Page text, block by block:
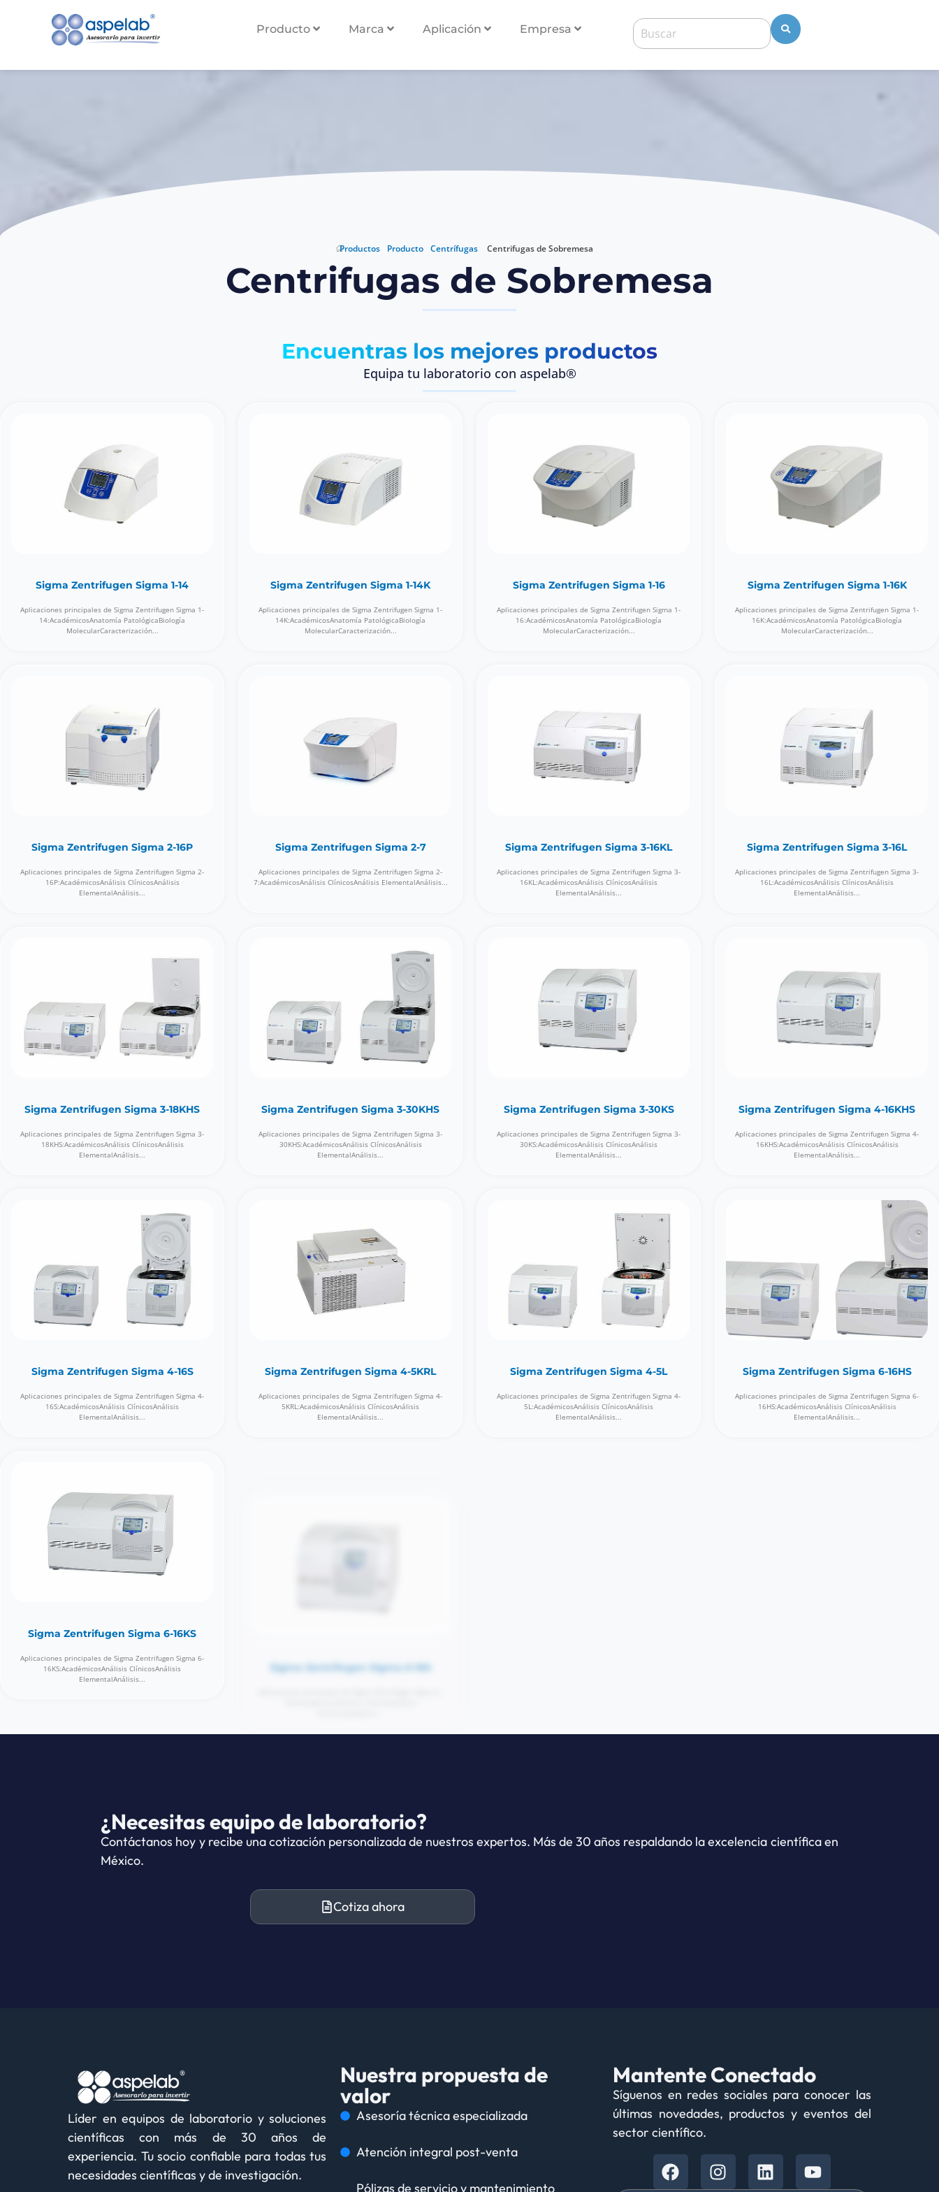
Producto Marca Aplicación Empresa
Productos Producto Centrífugas Centrifugas de Sobremesa
Centrifugas de Sobremesa
Encuentras los mejores productos
Equipa tu laboratorio con aspelab®
Sigma Zentrifugen Sigma 1-14
Aplicaciones principales de Sigma Zentrifugen Sigma 1-
14:AcadémicosAnatomía PatológicaBiología
MolecularCaracterización...
Sigma Zentrifugen Sigma 1-14K
Aplicaciones principales de Sigma Zentrifugen Sigma 1-
14K:AcadémicosAnatomía PatológicaBiología
MolecularCaracterización...
Sigma Zentrifugen Sigma 1-16
Aplicaciones principales de Sigma Zentrifugen Sigma 1-
16:AcadémicosAnatomía PatológicaBiología
MolecularCaracterización...
Sigma Zentrifugen Sigma 1-16K
Aplicaciones principales de Sigma Zentrifugen Sigma 1-
16K:AcadémicosAnatomía PatológicaBiología
MolecularCaracterización...
Sigma Zentrifugen Sigma 2-16P
Aplicaciones principales de Sigma Zentrifugen Sigma 2-
16P:AcadémicosAnálisis ClínicosAnálisis
ElementalAnálisis...
Sigma Zentrifugen Sigma 2-7
Aplicaciones principales de Sigma Zentrifugen Sigma 2-
7:AcadémicosAnálisis ClínicosAnálisis ElementalAnálisis...
Sigma Zentrifugen Sigma 3-16KL
Aplicaciones principales de Sigma Zentrifugen Sigma 3-
16KL:AcadémicosAnálisis ClínicosAnálisis
ElementalAnálisis...
Sigma Zentrifugen Sigma 3-16L
Aplicaciones principales de Sigma Zentrifugen Sigma 3-
16L:AcadémicosAnálisis ClínicosAnálisis
ElementalAnálisis...
Sigma Zentrifugen Sigma 3-18KHS
Aplicaciones principales de Sigma Zentrifugen Sigma 3-
18KHS:AcadémicosAnálisis ClínicosAnálisis
ElementalAnálisis...
Sigma Zentrifugen Sigma 3-30KHS
Aplicaciones principales de Sigma Zentrifugen Sigma 3-
30KHS:AcadémicosAnálisis ClínicosAnálisis
ElementalAnálisis...
Sigma Zentrifugen Sigma 3-30KS
Aplicaciones principales de Sigma Zentrifugen Sigma 3-
30KS:AcadémicosAnálisis ClínicosAnálisis
ElementalAnálisis...
Sigma Zentrifugen Sigma 4-16KHS
Aplicaciones principales de Sigma Zentrifugen Sigma 4-
16KHS:AcadémicosAnálisis ClínicosAnálisis
ElementalAnálisis...
Sigma Zentrifugen Sigma 4-16S
Aplicaciones principales de Sigma Zentrifugen Sigma 4-
16S:AcadémicosAnálisis ClínicosAnálisis
ElementalAnálisis...
Sigma Zentrifugen Sigma 4-5KRL
Aplicaciones principales de Sigma Zentrifugen Sigma 4-
5KRL:AcadémicosAnálisis ClínicosAnálisis
ElementalAnálisis...
Sigma Zentrifugen Sigma 4-5L
Aplicaciones principales de Sigma Zentrifugen Sigma 4-
5L:AcadémicosAnálisis ClínicosAnálisis
ElementalAnálisis...
Sigma Zentrifugen Sigma 6-16HS
Aplicaciones principales de Sigma Zentrifugen Sigma 6-
16HS:AcadémicosAnálisis ClínicosAnálisis
ElementalAnálisis...
Sigma Zentrifugen Sigma 6-16KS
Aplicaciones principales de Sigma Zentrifugen Sigma 6-
16KS:AcadémicosAnálisis ClínicosAnálisis
ElementalAnálisis...
¿Necesitas equipo de laboratorio?
Contáctanos hoy y recibe una cotización personalizada de nuestros expertos. Más de 30 años respaldando la excelencia científica en
México.
Cotiza ahora
Líder en equipos de laboratorio y soluciones
científicas con más de 30 años de
experiencia. Tu socio confiable para todas tus
necesidades científicas y de investigación.
Nuestra propuesta de
valor
Asesoría técnica especializada
Atención integral post-venta
Pólizas de servicio y mantenimiento
Mantente Conectado
Síguenos en redes sociales para conocer las
últimas novedades, productos y eventos del
sector científico.